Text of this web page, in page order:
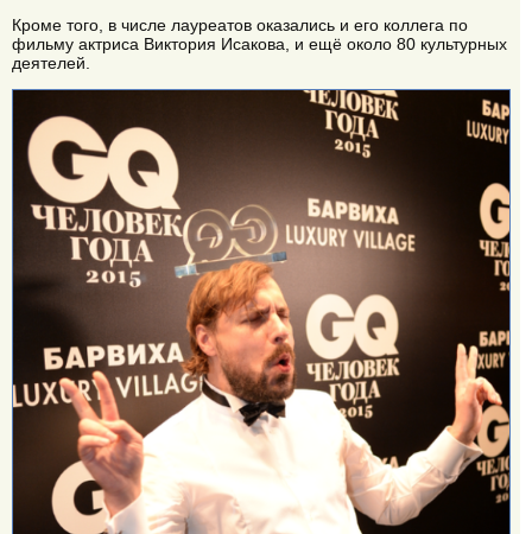
Кроме того, в числе лауреатов оказались и его коллега по
фильму актриса Виктория Исакова, и ещё около 80 культурных
деятелей.